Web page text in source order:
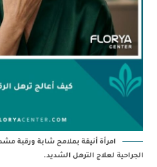
امرأة أنيقة بملامح شابة ورقبة
الجراحية لعلاج الترهل الشديد.